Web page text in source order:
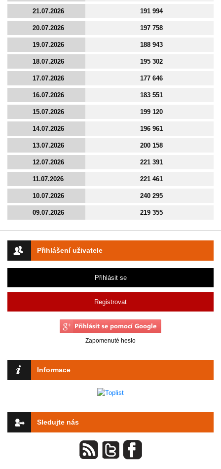
Přihlášení uživatele
Přihlásit se
Registrovat
Zapomenuté heslo
Informace
Sledujte nás
21.07.2026 191 994
20.07.2026 197 758
19.07.2026 188 943
18.07.2026 195 302
17.07.2026 177 646
16.07.2026 183 551
15.07.2026 199 120
14.07.2026 196 961
13.07.2026 200 158
12.07.2026 221 391
11.07.2026 221 461
10.07.2026 240 295
09.07.2026 219 355